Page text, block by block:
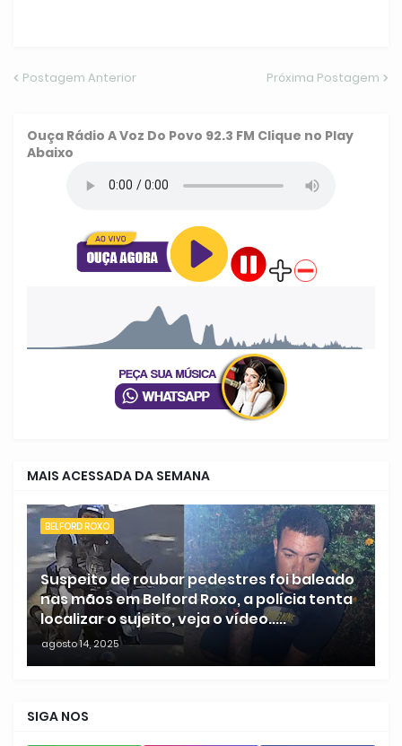
Postagem Anterior Próxima Postagem
Ouça Rádio A Voz Do Povo 92.3 FM Clique no Play
Abaixo
MAIS ACESSADA DA SEMANA
BELFORD ROXO
Suspeito de roubar pedestres foi baleado
nas mãos em Belford Roxo, a polícia tenta
localizar o sujeito, veja o vídeo.....
agosto 14, 2025
SIGA NOS